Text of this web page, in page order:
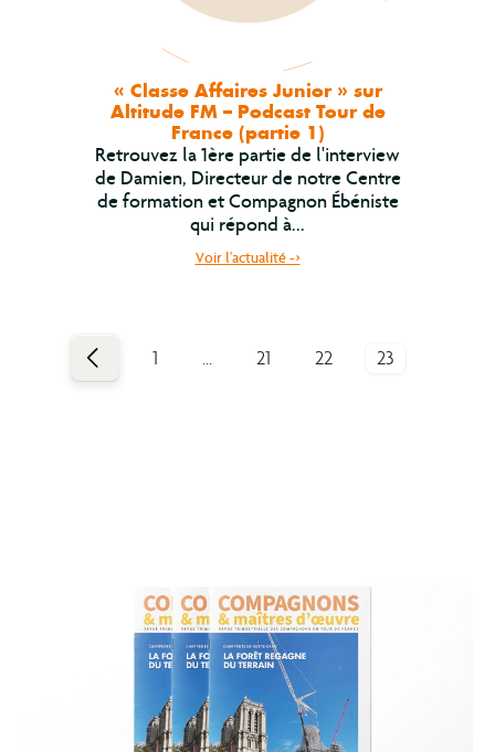
« Classe Affaires Junior » sur
Altitude FM – Podcast Tour de
France (partie 1)
Retrouvez la 1ère partie de l'interview
de Damien, Directeur de notre Centre
de formation et Compagnon Ébéniste
qui répond à...
Voir l'actualité ->
Précédent1 … 21 22 23